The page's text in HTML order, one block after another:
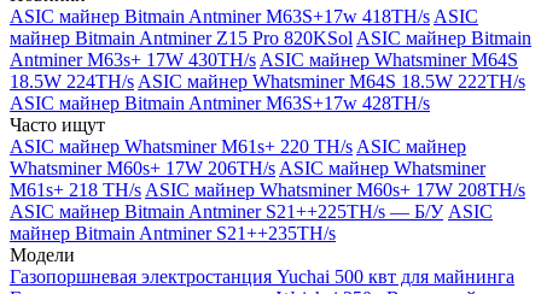
ASIC майнер Bitmain Antminer M63S+17w 418TH/s ASIC
майнер Bitmain Antminer Z15 Pro 820KSol ASIC майнер Bitmain
Antminer M63s+ 17W 430TH/s ASIC майнер Whatsminer M64S
18.5W 224TH/s ASIC майнер Whatsminer M64S 18.5W 222TH/s
ASIC майнер Bitmain Antminer M63S+17w 428TH/s
Часто ищут
ASIC майнер Whatsminer M61s+ 220 TH/s ASIC майнер
Whatsminer M60s+ 17W 206TH/s ASIC майнер Whatsminer
M61s+ 218 TH/s ASIC майнер Whatsminer M60s+ 17W 208TH/s
ASIC майнер Bitmain Antminer S21++225TH/s — Б/У ASIC
майнер Bitmain Antminer S21++235TH/s
Модели
Газопоршневая электростанция Yuchai 500 квт для майнинга